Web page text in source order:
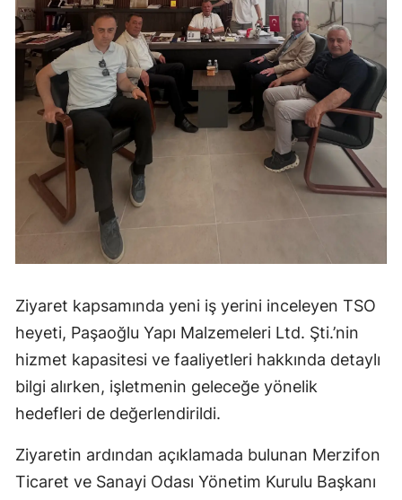
Ziyaret kapsamında yeni iş yerini inceleyen TSO
heyeti, Paşaoğlu Yapı Malzemeleri Ltd. Şti.’nin
hizmet kapasitesi ve faaliyetleri hakkında detaylı
bilgi alırken, işletmenin geleceğe yönelik
hedefleri de değerlendirildi.
Ziyaretin ardından açıklamada bulunan Merzifon
Ticaret ve Sanayi Odası Yönetim Kurulu Başkanı